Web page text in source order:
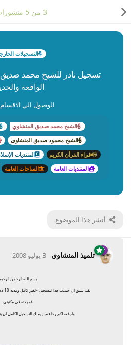
التسجيلات
تسجيل نادر للشيخ محمد صديق
الواقعة
الوصول الي الاقسام
الشيخ محمد صديق المنشاوي
الشيخ محمود صديق المنشاوى
قراء القرأن الكريم
المنتديات
المنتديات العامة
الساحات العامة
أنشر هذا الموضوع
3 من 5
تلميذ المنشاوي 3 يوليو 2008
بسم الله الرحمن الرحيم
لقد سبق ان حملت هذا التسجيل -الغير كامل ومدته 10 دقائق - من موقع قراء القرآن الكريم
فوجدته في مكتبتي
وارفعه لكم رجاء من يملك التسجيل الكامل ان